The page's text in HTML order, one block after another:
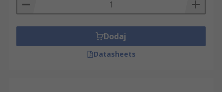
Dodaj
Datasheets